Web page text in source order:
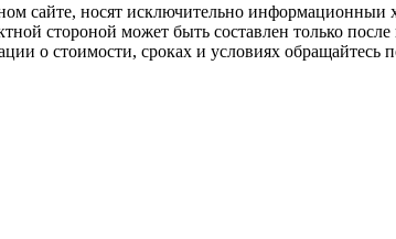
сайте, носят исключительно информационныи
стороной может быть составлен только
о стоимости, сроках и условиях обращайтесь